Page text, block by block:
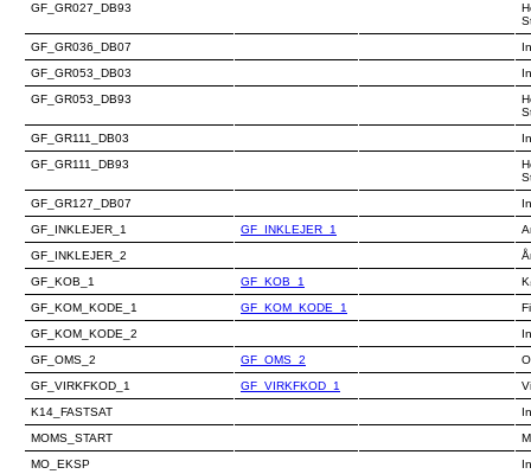
GF_GR027_DB93
GF_GR036_DB07
GF_GR053_DB03
GF_GR053_DB93
GF_GR111_DB03
GF_GR111_DB93
GF_GR127_DB07
GF_INKLEJER_1
GF_INKLEJER_1
GF_INKLEJER_2
GF_KOB_1
GF_KOB_1
GF_KOM_KODE_1
GF_KOM_KODE_1
GF_KOM_KODE_2
GF_OMS_2
GF_OMS_2
GF_VIRKFKOD_1
GF_VIRKFKOD_1
K14_FASTSAT
MOMS_START
MO_EKSP